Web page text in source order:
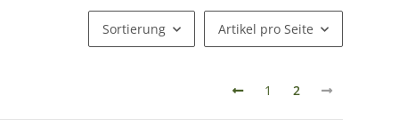
Sortierung Artikel pro Seite
1 2